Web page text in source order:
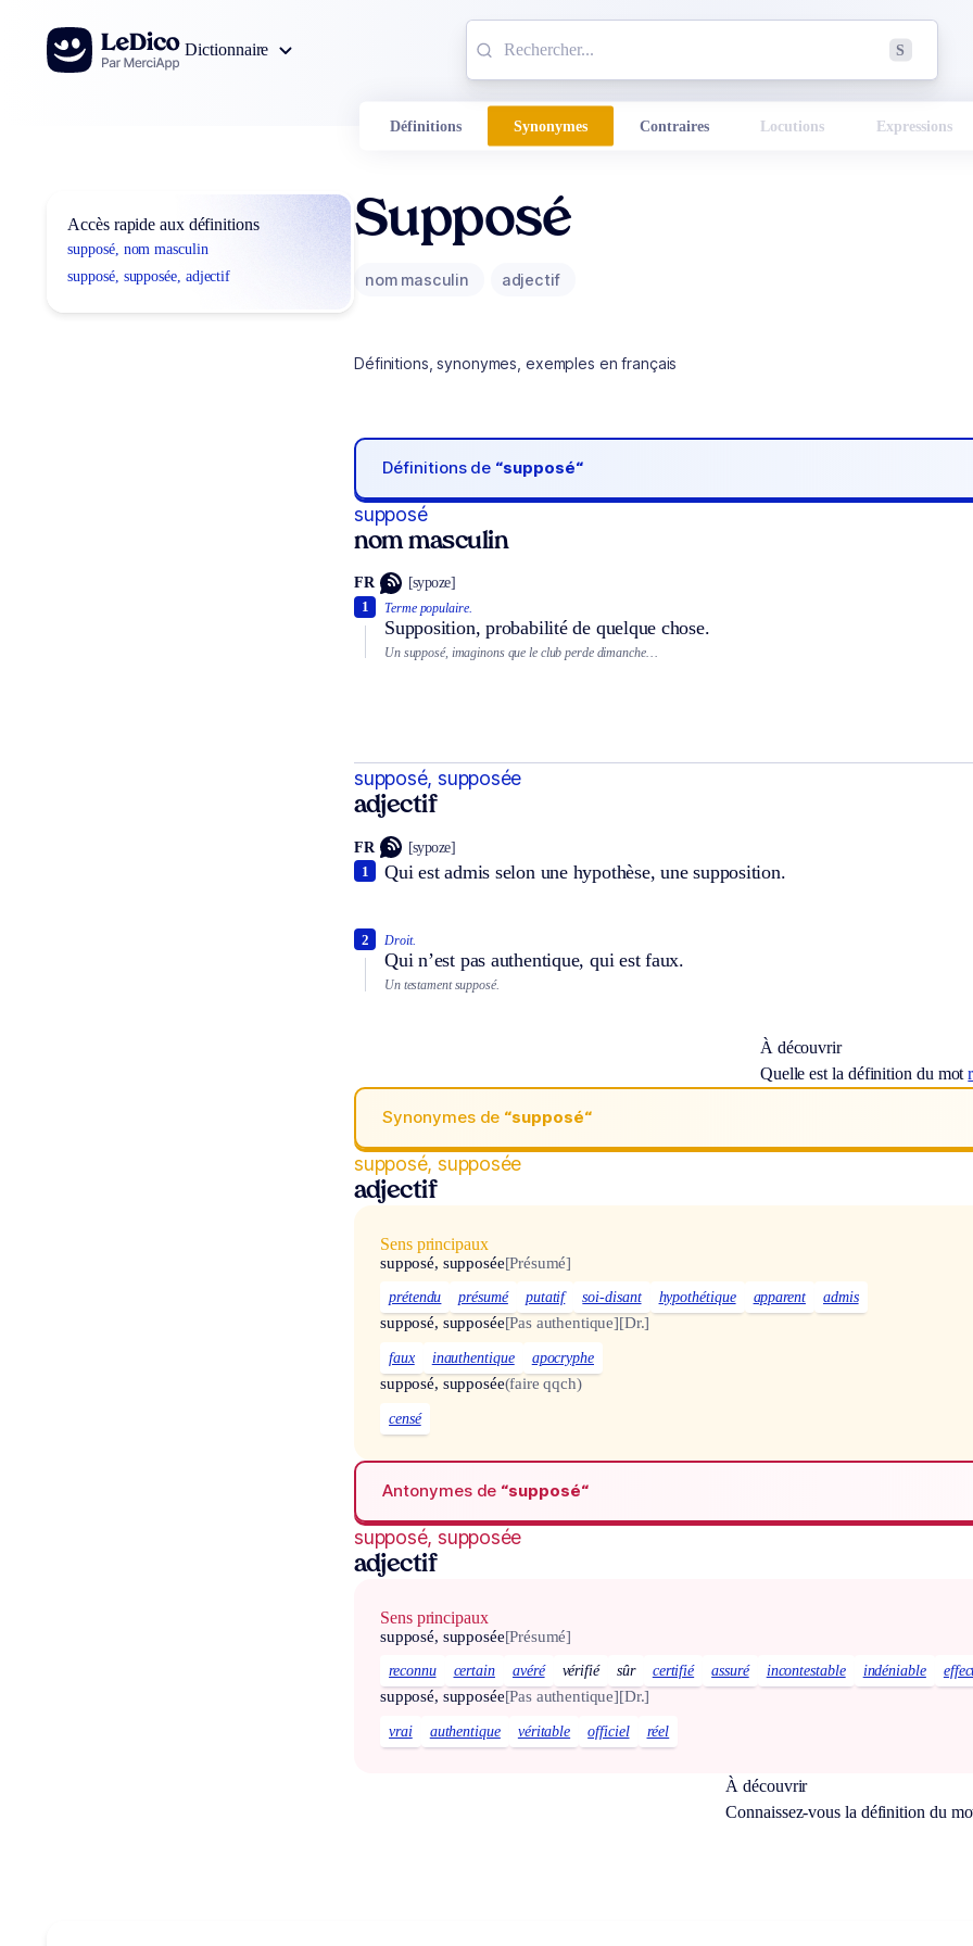
Aller au contenu
Dictionnaire
S
Définitions Synonymes Contraires Locutions Expressions
Accès rapide aux définitions
supposé, nom masculin
supposé, supposée, adjectif
Supposé
nom masculin adjectif
Définitions, synonymes, exemples en français
Définitions de “supposé“
supposé
nom masculin
FR [sypoze]
Terme populaire.
Supposition, probabilité de quelque chose.
1
Un supposé, imaginons que le club perde dimanche…
supposé, supposée
adjectif
FR [sypoze]
Qui est admis selon une hypothèse, une supposition.
1
Droit.
Qui n’est pas authentique, qui est faux.
2
Un testament supposé.
À découvrir
Quelle est la définition du mot
Synonymes de “supposé“
supposé, supposée
adjectif
Sens principaux
supposé, supposée[Présumé]
prétendu présumé putatif soi-disant hypothétique apparent admis
supposé, supposée[Pas authentique][Dr.]
faux inauthentique apocryphe
supposé, supposée(faire qqch)
censé
Antonymes de “supposé“
supposé, supposée
adjectif
Sens principaux
supposé, supposée[Présumé]
reconnu certain avéré vérifié sûr certifié assuré incontestable indéniable
supposé, supposée[Pas authentique][Dr.]
vrai authentique véritable officiel réel
À découvrir
Connaissez-vous la définition du